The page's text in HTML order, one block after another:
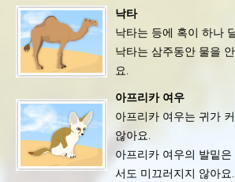
낙타
낙타는 등에 혹이 하나
낙타는 삼주동안 물을
요.
아프리카 여우
아프리카 여우는 귀가
않아요.
아프리카 여우의 발밑
서도 미끄러지지 않아요.